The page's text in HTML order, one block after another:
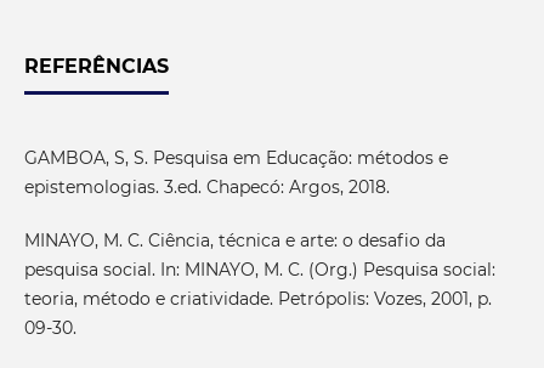
REFERÊNCIAS
GAMBOA, S, S. Pesquisa em Educação: métodos e
epistemologias. 3.ed. Chapecó: Argos, 2018.
MINAYO, M. C. Ciência, técnica e arte: o desafio da
pesquisa social. In: MINAYO, M. C. (Org.) Pesquisa social:
teoria, método e criatividade. Petrópolis: Vozes, 2001, p.
09-30.